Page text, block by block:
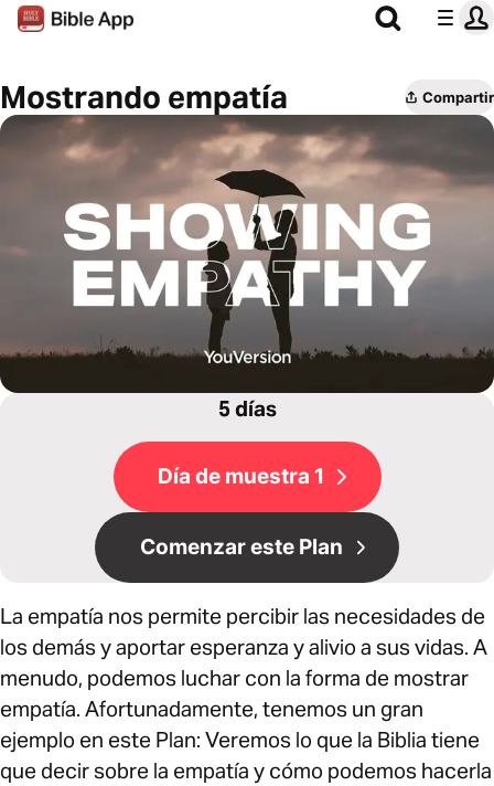
Mostrando empatía Compartir
5 días
Día de muestra 1
Comenzar este Plan
La empatía nos permite percibir las necesidades de
los demás y aportar esperanza y alivio a sus vidas. A
menudo, podemos luchar con la forma de mostrar
empatía. Afortunadamente, tenemos un gran
ejemplo en este Plan: Veremos lo que la Biblia tiene
que decir sobre la empatía y cómo podemos hacerla